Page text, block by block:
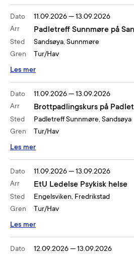
Dato
Arr
Sted
Gren
11.09.2026—13.09.2026
Padletreff Sunnmøre på
Sandsøya, Sunnmøre
Tur/Hav
Les mer
Dato
Arr
Sted
Gren
11.09.2026—13.09.2026
Brottpadlingskurs på
Padletreff Sunnmøre, Sandsøya
Tur/Hav
Les mer
Dato
Arr
Sted
Gren
11.09.2026—13.09.2026
EtU Ledelse Psykisk helse
Engelsviken, Fredrikstad
Tur/Hav
Les mer
Dato
12.09.2026—13.09.2026